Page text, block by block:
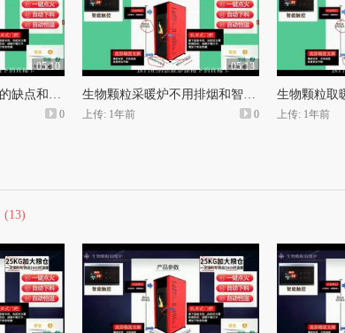
05:10
永邦生物颗粒采暖炉的缺点和平谷生物颗粒取暖炉
0
05:13
生物颗粒采暖炉不用排烟和智能生物颗粒取暖炉那里有售多少钱
上传: 1年前 0 上传: 1年前
(13)